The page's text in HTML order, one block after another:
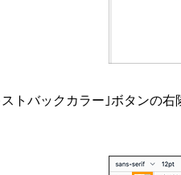
ストバックカラー｣ボタンの